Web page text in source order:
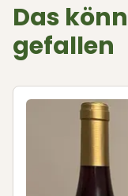
Das
gefallen